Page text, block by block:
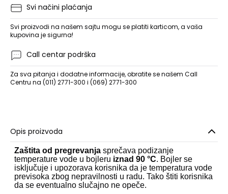
Svi načini plaćanja
Svi proizvodi na našem sajtu mogu se platiti karticom, a vaša
kupovina je sigurna!
Call centar podrška
Za sva pitanja i dodatne informacije, obratite se našem Call
Centru na (011) 2771-300 i (069) 2771-300
Opis proizvoda
Zaštita od pregrevanja sprečava podizanje
temperature vode u bojleru iznad 90 °C. Bojler se
isključuje i upozorava korisnika da je temperatura vode
previsoka zbog nepravilnosti u radu. Tako štiti korisnika
da se eventualno slučajno ne opeče.